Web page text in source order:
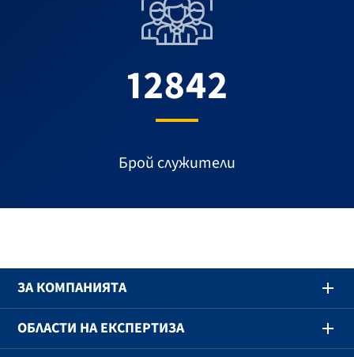
12842
Брой служители
ЗА КОМПАНИЯТА
ОБЛАСТИ НА ЕКСПЕРТИЗА